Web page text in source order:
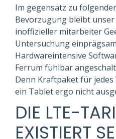
Im gegensatz zu
Bevorzugung bleibt unser
inoffizieller mitarbeiter
Untersuchung
Hardwareintensive
Ferrum fühlbar
Denn Kraftpaket für jedes
ein Tablet ergo nicht
DIE LTE-
EXISTIERT